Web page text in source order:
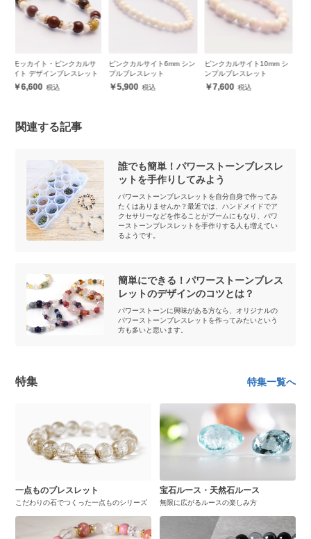
ピンクカルサイト6mm シン
プルブレスレット
5,900
ピンクカルサイト10mm シ
ンプルブレスレット
7,600
【粒売り/バラ売り】ピンク
カルサイト 6mm
150
関連する記事
誰でも簡単！パワーストーンブレスレ
ットを手作りしてみよう
パワーストーンブレスレットを自分自身で作ってみ
たくはありませんか？最近では、ハンドメイドでア
クセサリーなどを作ることがブームにもなり、パワ
ーストーンブレスレットを手作りする人も増えてい
るようです。
簡単にできる！パワーストーンブレス
レットのデザインのコツとは？
パワーストーンに興味がある方なら、オリジナルの
パワーストーンブレスレットを作ってみたいという
方も多いと思います。
特集 特集一覧へ
一点ものブレスレット
こだわりの石でつくった一点ものシリーズ
宝石ルース・天然石ルース
無限に広がるルースの楽しみ方